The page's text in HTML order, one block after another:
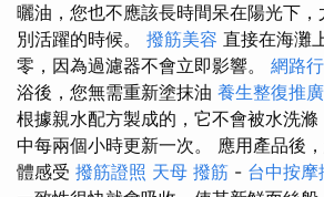
曬油，您也不應該長時間呆在陽光下
別活躍的時候。 撥筋美容 直接在海灘
零，因為過濾器不會立即影響。 網路
浴後，您無需重新塗抹油 養生整復推
根據親水配方製成的，它不會被水洗
中每兩個小時更新一次。 應用產品後
體感受 撥筋證照 天母 撥筋 - 台中按摩